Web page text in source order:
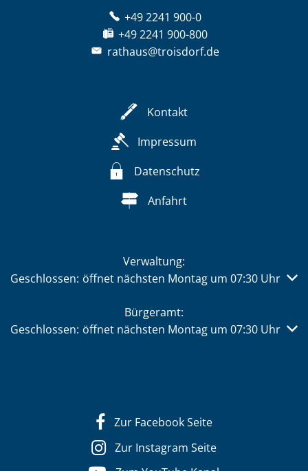
+49 2241 900-0
+49 2241 900-800
rathaus@troisdorf.de
Kontakt
Impressum
Datenschutz
Anfahrt
Verwaltung:
Klicken, um weitere Öffnungs- oder Schließzeiten
Geschlossen: öffnet nächsten Montag um 07:30 Uhr
Bürgeramt:
Klicken, um weitere Öffnungs- oder Schließzeiten
Geschlossen: öffnet nächsten Montag um 07:30 Uhr
Zur Facebook Seite
Zur Instagram Seite